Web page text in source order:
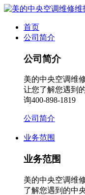
首页
公司简介
公司简介
美的中央空调维
让您了解您遇到
询400-898-1819
公司简介
业务范围
业务范围
美的中央空调维
了解您遇到的中